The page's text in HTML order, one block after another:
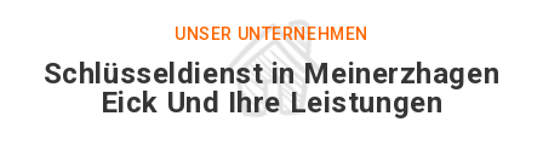
UNSER UNTERNEHMEN
Schlüsseldienst in Meinerzhagen
Eick Und Ihre Leistungen